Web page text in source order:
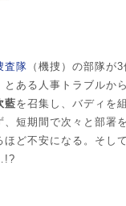
査隊 （機捜）の部隊が
とある人事トラブルか
藍を召集し、バディを
短期間で次々と部
ど不安になる。そして